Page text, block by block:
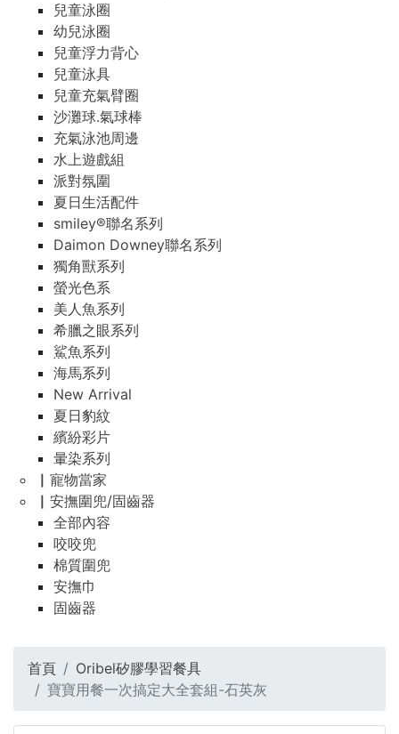
兒童泳圈
幼兒泳圈
兒童浮力背心
兒童泳具
兒童充氣臂圈
沙灘球.氣球棒
充氣泳池周邊
水上遊戲組
派對氛圍
夏日生活配件
smiley®聯名系列
Daimon Downey聯名系列
獨角獸系列
螢光色系
美人魚系列
希臘之眼系列
鯊魚系列
海馬系列
New Arrival
夏日豹紋
繽紛彩片
暈染系列
▏寵物當家
▏安撫圍兜/固齒器
全部內容
咬咬兜
棉質圍兜
安撫巾
固齒器
首頁
Oribel矽膠學習餐具
寶寶用餐一次搞定大全套組-石英灰